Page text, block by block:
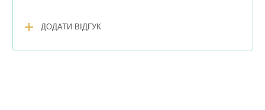
add ДОДАТИ ВІДГУК